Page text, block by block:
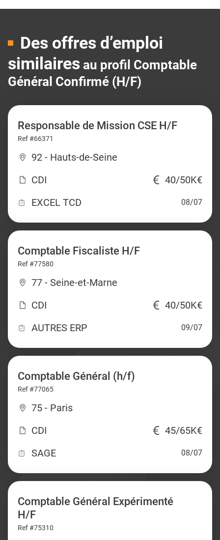
Des offres d’emploi
similaires au profil Comptable
Général Confirmé (H/F)
Responsable de Mission CSE H/F
Ref #66371
92 - Hauts-de-Seine
CDI
40/50K€
EXCEL TCD
08/07
Comptable Fiscaliste H/F
Ref #77580
77 - Seine-et-Marne
CDI
40/50K€
AUTRES ERP
09/07
Comptable Général (h/f)
Ref #77065
75 - Paris
CDI
45/65K€
SAGE
08/07
Comptable Général Expérimenté
H/F
Ref #75310